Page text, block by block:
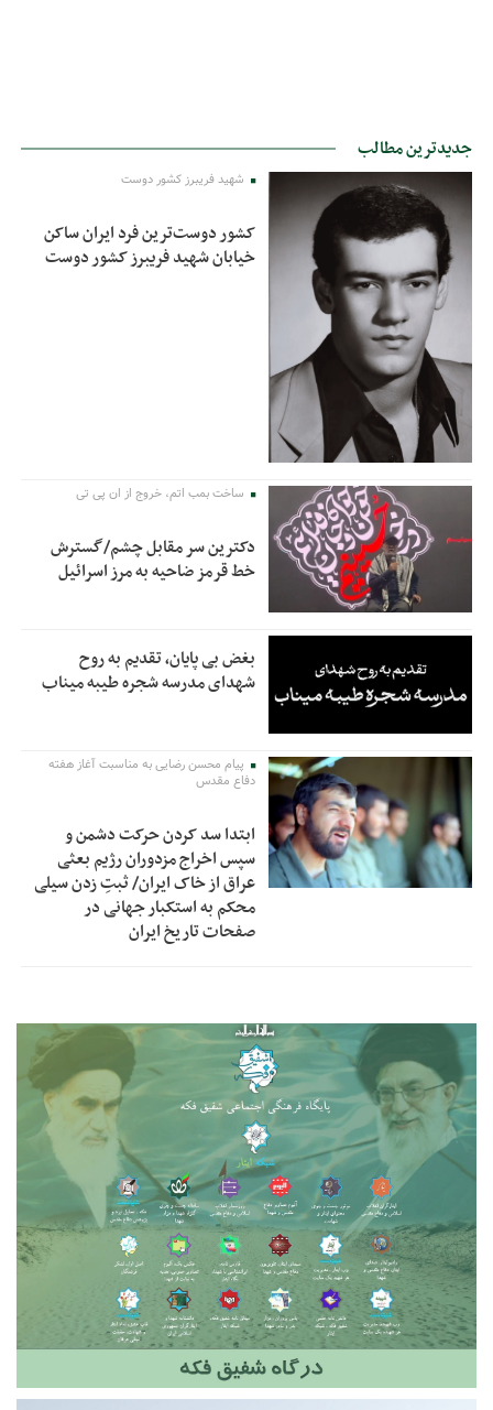
جدیدترین مطالب
شهید فریبرز کشور دوست
کشور دوست‌ترین فرد ایران ساکن
خیابان شهید فریبرز کشور دوست
ساخت بمب اتم، خروج از ان پی تی
دکترین سر مقابل چشم/گسترش
خط قرمز ضاحیه به مرز اسرائیل
بغض بی پایان، تقدیم به روح
شهدای مدرسه شجره طیبه میناب
پیام محسن رضایی به مناسبت آغاز هفته
دفاع مقدس
ابتدا سد کردن حرکت دشمن و
سپس اخراج مزدوران رژیم بعثی
عراق از خاک ایران/ ثبتِ زدن سیلی
محکم به استکبار جهانی در
صفحات تاریخ ایران